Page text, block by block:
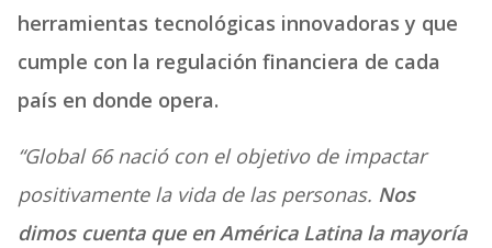
herramientas tecnológicas innovadoras y que
cumple con la regulación financiera de cada
país en donde opera.
“Global 66 nació con el objetivo de impactar
positivamente la vida de las personas. Nos
dimos cuenta que en América Latina la mayoría